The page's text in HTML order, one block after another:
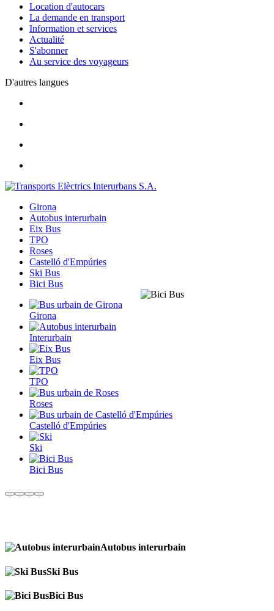
Location d'autocars
La demande en transport
Information et services
Actualité
S'abonner
Au service des voyageurs
D'autres langues
Girona
Autobus interurbain
Eix Bus
TPO
Roses
Castelló d'Empúries
Ski Bus
Bici Bus
Girona
Interurbain
Eix Bus
TPO
Roses
Castelló d'Empúries
Ski
Bici Bus
Autobus interurbain
Ski Bus
Bici Bus